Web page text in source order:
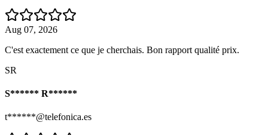
Aug 07, 2026
C'est exactement ce que je cherchais. Bon rapport qualité prix.
SR
S****** R******
t******@telefonica.es